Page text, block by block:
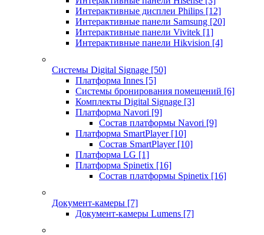
Интерактивные дисплеи Philips [12]
Интерактивные панели Samsung [20]
Интерактивные панели Vivitek [1]
Интерактивные панели Hikvision [4]
Системы Digital Signage [50]
Платформа Innes [5]
Системы бронирования помещений [6]
Комплекты Digital Signage [3]
Платформа Navori [9]
Состав платформы Navori [9]
Платформа SmartPlayer [10]
Состав SmartPlayer [10]
Платформа LG [1]
Платформа Spinetix [16]
Состав платформы Spinetix [16]
Документ-камеры [7]
Документ-камеры Lumens [7]